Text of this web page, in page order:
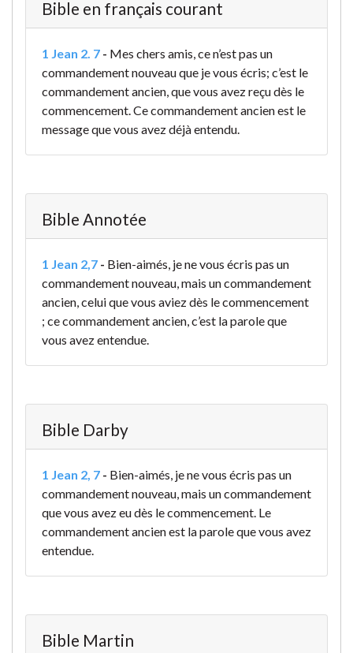
Bible en français courant
1 Jean 2. 7 - Mes chers amis, ce n’est pas un
commandement nouveau que je vous écris; c’est le
commandement ancien, que vous avez reçu dès le
commencement. Ce commandement ancien est le
message que vous avez déjà entendu.
Bible Annotée
1 Jean 2,7 - Bien-aimés, je ne vous écris pas un
commandement nouveau, mais un commandement
ancien, celui que vous aviez dès le commencement
; ce commandement ancien, c’est la parole que
vous avez entendue.
Bible Darby
1 Jean 2, 7 - Bien-aimés, je ne vous écris pas un
commandement nouveau, mais un commandement
que vous avez eu dès le commencement. Le
commandement ancien est la parole que vous avez
entendue.
Bible Martin